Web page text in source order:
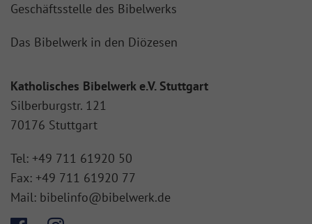
Geschäftsstelle des Bibelwerks
Das Bibelwerk in den Diözesen
Katholisches Bibelwerk e.V. Stuttgart
Silberburgstr. 121
70176 Stuttgart
Tel: +49 711 61920 50
Fax: +49 711 61920 77
Mail: bibelinfo@bibelwerk.de